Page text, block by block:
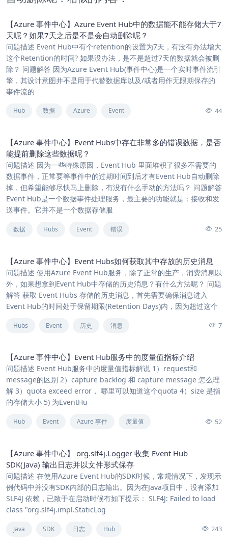
【Azure 事件中心】Azure Event Hub中的数据能不能存储大于7
天呢？如果7天之后是不是会自动删除呢？
问题描述 Event Hub中有个retention的设置为7天，有没有办法增大
这个Retention的时间? 如果没办法，是不是超过7天的数据就会被删
除？ 问题解答 因为Azure Event Hub(事件中心)是一个实时事件流引
擎，其设计意图并不是用于代替数据库以及/或者用作无限期保存的
事件流的
Hub 数据 Azure Event 44
【Azure 事件中心】Event Hubs中存在非常多的错误数据，是否
能提前删除这些数据呢？
问题描述 因为一些特殊原因，Event Hub 里面堆积了很多不需要的
数据事件，正常要等事件中的过期时间到后才有Event Hub自动删除
掉，但希望能够尽快马上删除，有没有什么手动的方法吗？ 问题解答
Event Hub是一个数据事件处理服务，最主要的功能就是：接收和发
送事件。它并不是一个数据存储服
数据 Hubs Event 错误 25
【Azure 事件中心】Event Hubs如何获取其中存放的历史消息
问题描述 使用Azure Event Hub服务，除了正常的生产，消费消息以
外，如果想拿到Event Hub中存储的历史消息？有什么方法呢？ 问题
解答 获取 Event Hubs 存储的历史消息，首先需要确保消息进入
Event Hub的时间处于保留期限(Retention Days)内，因为超过这个
Hubs Event 历史 消息 7
【Azure 事件中心】Event Hub服务中的度量值指标介绍
问题描述 Event Hub服务中的度量值指标解说 1）request和
message的区别 2）capture backlog 和 capture message 怎么理
解 3）quota exceed error， 哪里可以知道这个quota 4）size 是指
的存储大小 5) 为EventHu
Hub Event Azure 事件 度量值 52
【Azure 事件中心】 org.slf4j.Logger 收集 Event Hub
SDK(Java) 输出日志并以文件形式保存
问题描述 在使用Azure Event Hub的SDK时候，常规情况下，发现示
例代码中并没有SDK内部的日志输出。因为在Java项目中，没有添加
SLF4J 依赖，已致于在启动时候有如下提示： SLF4J: Failed to load
class "org.slf4j.impl.StaticLog
Java SDK 日志 Hub 243